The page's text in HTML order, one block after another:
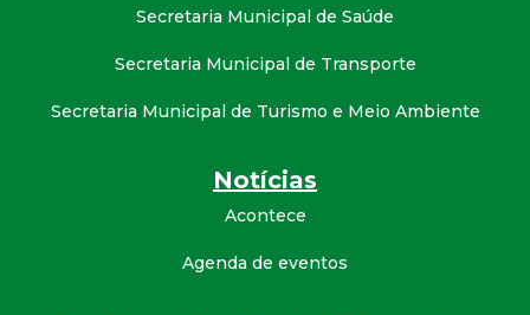
Secretaria Municipal de Saúde
Secretaria Municipal de Transporte
Secretaria Municipal de Turismo e Meio Ambiente
Notícias
Acontece
Agenda de eventos